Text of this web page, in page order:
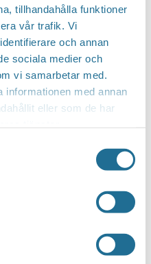
tillhandahålla funktioner
vår trafik. Vi
och annan
sociala medier och
vi samarbetar med.
informationen med annan
eller som de har
sv/342693/Fira-in-